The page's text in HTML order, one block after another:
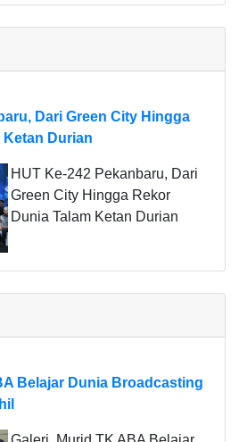
Dari Green City Hingga
Ketan Durian
HUT Ke-242 Pekanbaru, Dari
Green City Hingga Rekor
Dunia Talam Ketan Durian
Belajar Dunia Broadcasting